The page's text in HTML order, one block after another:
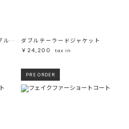
【WEB限定カラーあり】ボアブルゾン
ダブルテーラードジャケット
￥24,200
tax in
PRE ORDER